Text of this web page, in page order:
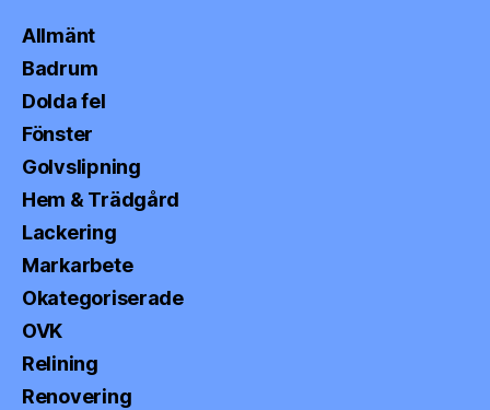
Allmänt
Badrum
Dolda fel
Fönster
Golvslipning
Hem & Trädgård
Lackering
Markarbete
Okategoriserade
OVK
Relining
Renovering